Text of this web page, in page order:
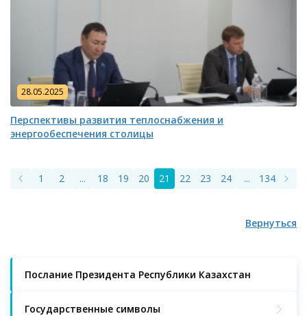
Послание Президента Республики Казахстан
Государственные символы
28.05.2025
Перспективы развития теплоснабжения и
энергообеспечения столицы
1 2 ... 18 19 20 21 22 23 24 ... 134 135
Вернуться